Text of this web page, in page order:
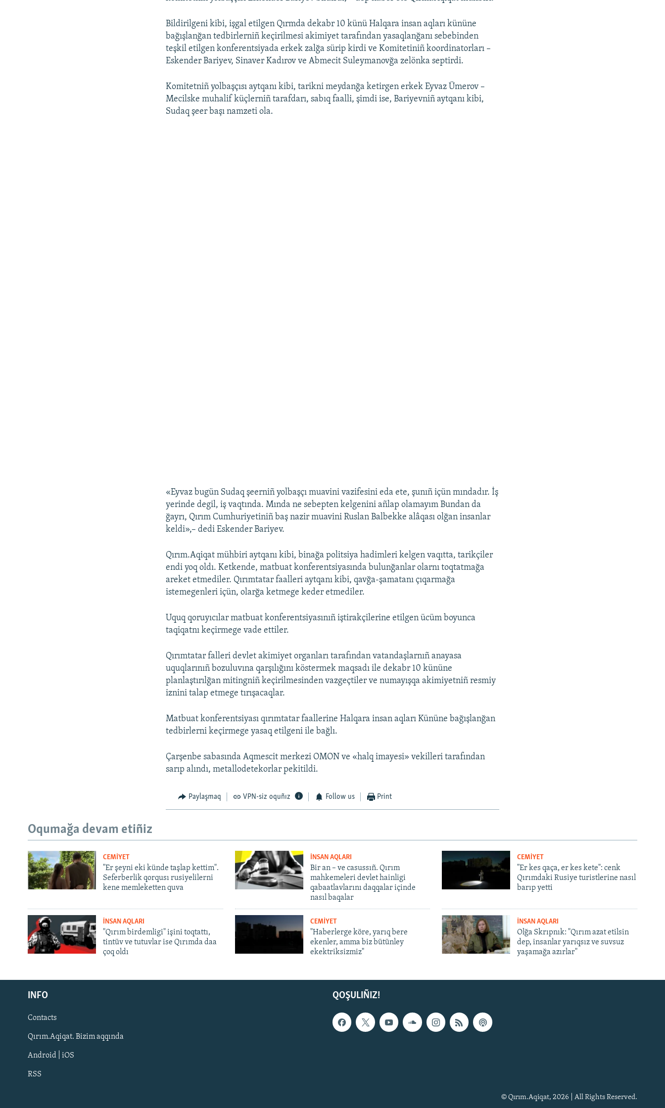
Русский
Українською
QOŞULIÑIZ!
Bildirilgeni kibi, işgal etilgen Qırmda dekabr 10 künü Halqara insan aqları kününe
bağışlanğan tedbirlerniñ keçirilmesi akimiyet tarafından yasaqlanğanı sebebinden
teşkil etilgen konferentsiyada erkek zalğa sürip kirdi ve Komitetiniñ koordinatorları –
Eskender Bariyev, Sinaver Kadırov ve Abmecit Suleymanovğa zelönka septirdi.
Komitetniñ yolbaşçısı aytqanı kibi, tarikni meydanğa ketirgen erkek Eyvaz Ümerov –
Mecilske muhalif küçlerniñ tarafdarı, sabıq faalli, şimdi ise, Bariyevniñ aytqanı kibi,
Sudaq şeer başı namzeti ola.
«Eyvaz bugün Sudaq şeerniñ yolbaşçı muavini vazifesini eda ete, şunıñ içün mındadır. İş
yerinde degil, iş vaqtında. Mında ne sebepten kelgenini añlap olamayım Bundan da
ğayrı, Qırım Cumhuriyetiniñ baş nazir muavini Ruslan Balbekke alâqası olğan insanlar
keldi»,– dedi Eskender Bariyev.
Qırım.Aqiqat mühbiri aytqanı kibi, binağa politsiya hadimleri kelgen vaqıtta, tarikçiler
endi yoq oldı. Ketkende, matbuat konferentsiyasında bulunğanlar olarnı toqtatmağa
areket etmediler. Qırımtatar faalleri aytqanı kibi, qavğa-şamatanı çıqarmağa
istemegenleri içün, olarğa ketmege keder etmediler.
Uquq qoruyıcılar matbuat konferentsiyasınıñ iştirakçilerine etilgen ücüm boyunca
taqiqatnı keçirmege vade ettiler.
Qırımtatar falleri devlet akimiyet organları tarafından vatandaşlarnıñ anayasa
uquqlarınıñ bozuluvına qarşılığını köstermek maqsadı ile dekabr 10 kününe
planlaştırılğan mitingniñ keçirilmesinden vazgeçtiler ve numayışqa akimiyetniñ resmiy
iznini talap etmege tırışacaqlar.
Matbuat konferentsiyası qırımtatar faallerine Halqara insan aqları Kününe bağışlanğan
tedbirlerni keçirmege yasaq etilgeni ile bağlı.
​Çarşenbe sabasında Aqmescit merkezi OMON ve «halq imayesi» vekilleri tarafından
sarıp alındı, metallodetekorlar pekitildi.
Paylaşmaq VPN-siz oquñız Follow us Print
Oqumağa devam etiñiz
CEMİYET
"Er şeyni eki künde taşlap kettim".
Seferberlik qorqusı rusiyelilerni
kene memleketten quva
İNSAN AQLARI
Bir an – ve casussıñ. Qırım
mahkemeleri devlet hainligi
qabaatlavlarını daqqalar içinde
nasıl baqalar
CEMİYET
"Er kes qaça, er kes kete": cenk
Qırımdaki Rusiye turistlerine nasıl
barıp yetti
İNSAN AQLARI
"Qırım birdemligi" işini toqtattı,
tintüv ve tutuvlar ise Qırımda daa
çoq oldı
CEMİYET
"Haberlerge köre, yarıq bere
ekenler, amma biz bütünley
ekektriksizmiz"
İNSAN AQLARI
Olğa Skrıpnık: "Qırım azat etilsin
dep, insanlar yarıqsız ve suvsuz
yaşamağa azırlar"
QOŞULIÑIZ!
INFO
Contacts
Qırım.Aqiqat. Bizim aqqında
Android | iOS
RSS
© Qırım.Aqiqat, 2026 | All Rights Reserved.